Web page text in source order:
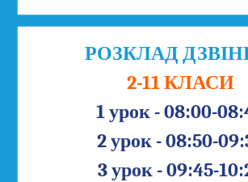
РОЗКЛАД
2-11 КЛАСИ
1 урок - 08:00-
2 урок - 08:50-
3 урок - 09:45-